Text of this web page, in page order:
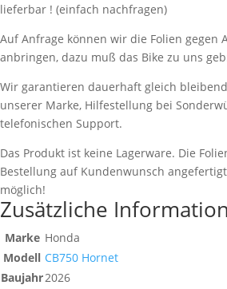
lieferbar ! (einfach nachfragen)
Auf Anfrage können wir die Folien gegen
anbringen, dazu muß das Bike zu uns
Wir garantieren dauerhaft gleich
unserer Marke, Hilfestellung bei
telefonischen Support.
Das Produkt ist keine Lagerware. Die
Bestellung auf Kundenwunsch
möglich!
Zusätzliche
Marke Honda
Modell CB750 Hornet
Baujahr2026